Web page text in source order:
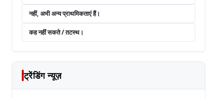
नहीं, अभी अन्य प्राथमिकताएं हैं।
कह नहीं सकते / तटस्थ।
ट्रेंडिंग न्यूज़